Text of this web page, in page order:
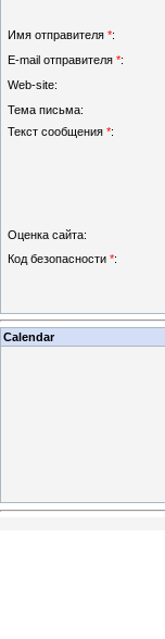
Имя отправителя *:
E-mail отправителя *:
Web-site:
Тема письма:
Текст сообщения *:
Оценка сайта:
Код безопасности *:
Calendar